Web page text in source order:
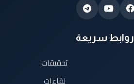
روابط سريعة
تحقيقات
لقاءات